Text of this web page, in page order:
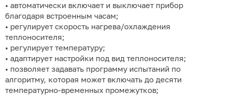
• автоматически включает и выключает прибор
благодаря встроенным часам;
• регулирует скорость нагрева/охлаждения
теплоносителя;
• регулирует температуру;
• адаптирует настройки под вид теплоносителя;
• позволяет задавать программу испытаний по
алгоритму, которая может включать до десяти
температурно-временных промежутков;